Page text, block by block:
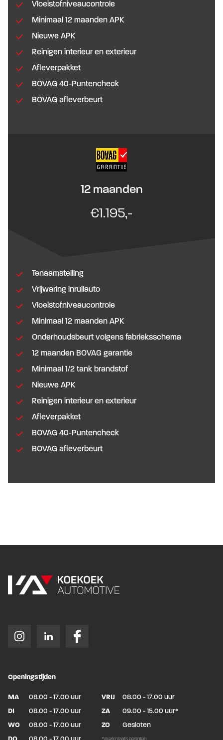
Vloeistofniveaucontrole
Minimaal 12 maanden APK
Nieuwe APK
Reinigen interieur en exterieur
Afleverpakket
BOVAG 40-Puntencheck
BOVAG afleverbeurt
12 maanden
€1.195,-
Tenaamstelling
Vrijwaring inruilauto
Vloeistofniveaucontrole
Minimaal 12 maanden APK
Onderhoudsbeurt volgens fabrieksschema
12 maanden BOVAG garantie
Minimaal 1/2 tank brandstof
Nieuwe APK
Reinigen interieur en exterieur
Afleverpakket
BOVAG 40-Puntencheck
BOVAG afleverbeurt
Openingstijden
MA 08.00 - 17.00 uur VRIJ
08.00 - 17.00 uur
DI
08.00 - 17.00 uur ZA
09.00 - 15.00 uur*
WO
08.00 - 17.00 uur ZO
Gesloten